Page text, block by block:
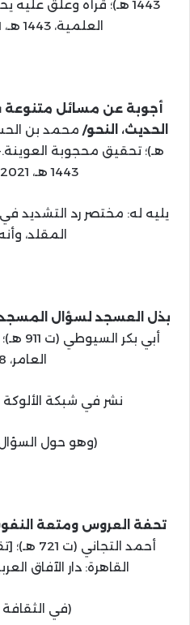
1443 هـ)؛ قرأه وعلق عليه
العلمية، 1443 هـ، 2021 م، 152 ص
أجوبة عن مسائل متنوعة
الحديث، النحو/
هـ)؛ تحقيق محجوبة العوينة.-
1443 هـ، 2021 م، 176 ص
يليه له: مختصر رد التشديد
المقلد،
بذل العسجد لسؤال
أبي
العامر، 18 ص.
نشر في شبكة الألوكة بتاريخ 2/
(وهو حول
تحفة العروس ومتعة
أحمد
القاهرة: دار الآفاق العربية، 1443 هـ،
(في